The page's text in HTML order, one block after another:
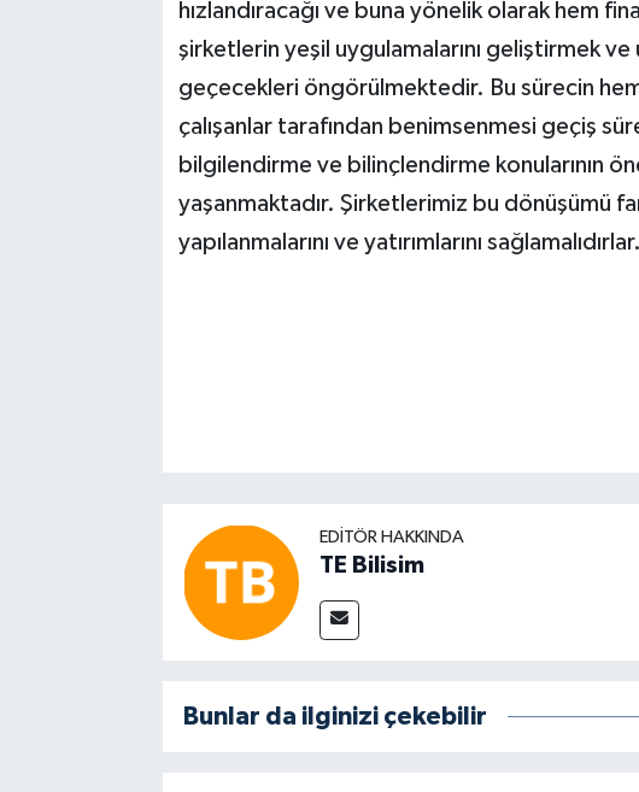
hızlandıracağı ve buna yönelik olarak hem
şirketlerin yeşil uygulamalarını geliştirmek
geçecekleri öngörülmektedir. Bu sürecin
çalışanlar tarafından benimsenmesi geçiş
bilgilendirme ve bilinçlendirme konularının
yaşanmaktadır. Şirketlerimiz bu dönüşümü
yapılanmalarını ve yatırımlarını sağlamalıdırlar.
EDITÖR HAKKINDA
TE Bilisim
Bunlar da ilginizi çekebilir